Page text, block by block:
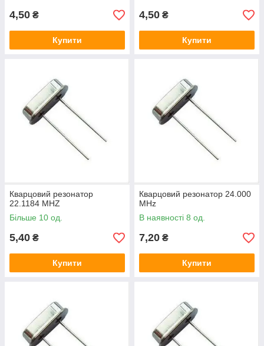
4,50 ₴
Купити
4,50 ₴
Купити
Кварцовий резонатор
22.1184 MHZ
Більше 10 од.
5,40 ₴
Купити
Кварцовий резонатор 24.000
MHz
В наявності 8 од.
7,20 ₴
Купити